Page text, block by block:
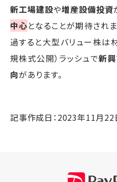
新工場建設や増産設備投資
中心となることが期待され
過すると大型バリュー株は
規株式公開）ラッシュで新
向があります。
記事作成日：2023年11月22